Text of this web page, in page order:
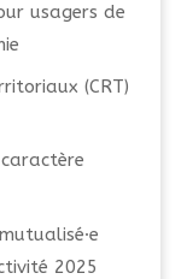
usagers de
(CRT)
2025